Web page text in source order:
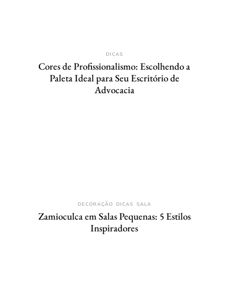
DICAS
Cores de Profissionalismo: Escolhendo a
Paleta Ideal para Seu Escritório de
Advocacia
DECORAÇÃO DICAS SALA
Zamioculca em Salas Pequenas: 5 Estilos
Inspiradores